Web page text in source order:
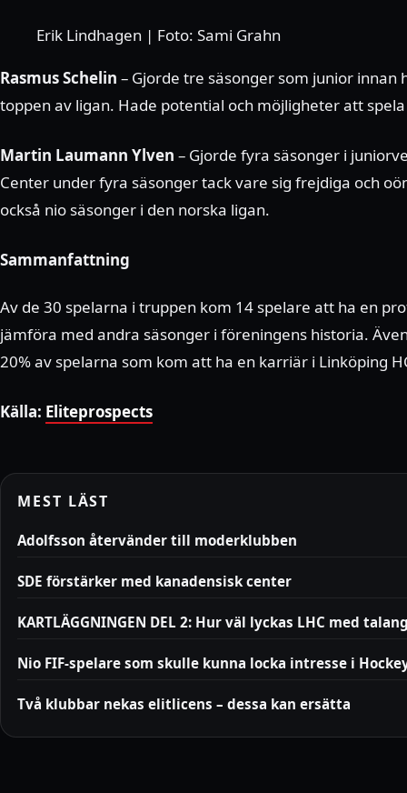
Erik Lindhagen | Foto: Sami Grahn
Rasmus Schelin – Gjorde tre säsonger som junior
toppen av ligan. Hade potential och möjligheter att
Martin Laumann Ylven – Gjorde fyra säsonger i
Center under fyra säsonger tack vare sig frejdiga och
också nio säsonger i den norska ligan.
Sammanfattning
Av de 30 spelarna i truppen kom 14 spelare att ha en
jämföra med andra säsonger i föreningens historia.
20% av spelarna som kom att ha en karriär i Linköping
Källa: Eliteprospects
MEST LÄST
Adolfsson återvänder till moderklubben
SDE förstärker med kanadensisk center
KARTLÄGGNINGEN DEL 2: Hur väl lyckas LHC med
Nio FIF-spelare som skulle kunna locka intresse i
Två klubbar nekas elitlicens – dessa kan ersätta